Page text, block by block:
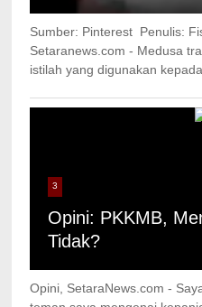
Sumber: Pinterest Penulis:
Setaranews.com - Medusa
istilah yang digunakan
3
Opini: PKKMB,
Tidak?
Opini, SetaraNews.com -